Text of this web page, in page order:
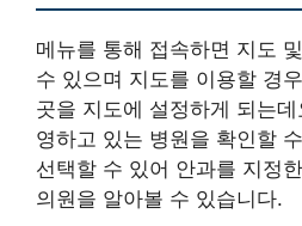
메뉴를 통해 접속하면 지도
수 있으며 지도를 이용할 경
곳을 지도에 설정하게 되는
영하고 있는 병원을 확인할
선택할 수 있어 안과를 지정
의원을 알아볼 수 있습니다.